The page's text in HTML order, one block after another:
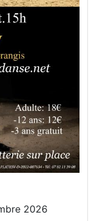
2026